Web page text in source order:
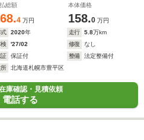
総額
4 万円
本体価格
158.0 万円
式
2020年 走行 5.8万km
'27/02 修復
なし
証
保証付 整備
法定整備付
所
北海道札幌市豊平区
庫確認・見積依頼
電話する